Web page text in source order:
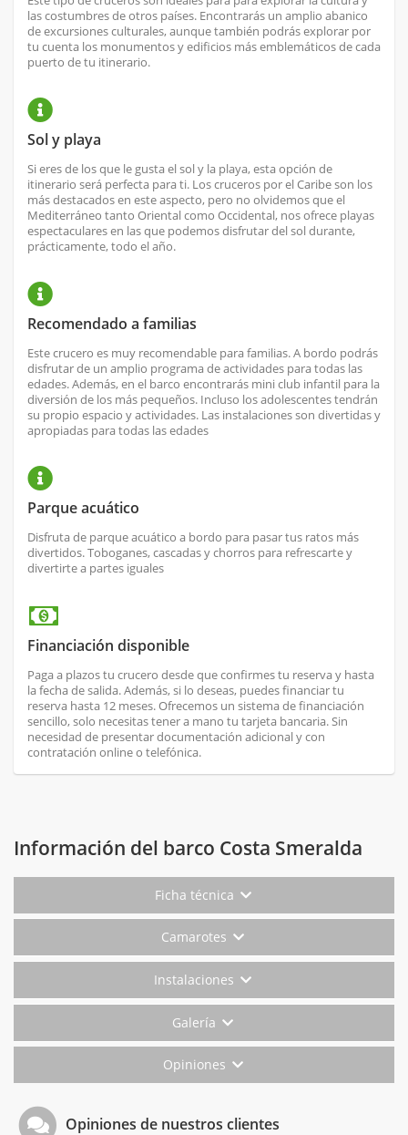
las costumbres de otros países. Encontrarás un amplio abanico
de excursiones culturales, aunque también podrás explorar por
tu cuenta los monumentos y edificios más emblemáticos de cada
puerto de tu itinerario.
Sol y playa
Si eres de los que le gusta el sol y la playa, esta opción de
itinerario será perfecta para ti. Los cruceros por el Caribe son los
más destacados en este aspecto, pero no olvidemos que el
Mediterráneo tanto Oriental como Occidental, nos ofrece playas
espectaculares en las que podemos disfrutar del sol durante,
prácticamente, todo el año.
Recomendado a familias
Este crucero es muy recomendable para familias. A bordo podrás
disfrutar de un amplio programa de actividades para todas las
edades. Además, en el barco encontrarás mini club infantil para la
diversión de los más pequeños. Incluso los adolescentes tendrán
su propio espacio y actividades. Las instalaciones son divertidas y
apropiadas para todas las edades
Parque acuático
Disfruta de parque acuático a bordo para pasar tus ratos más
divertidos. Toboganes, cascadas y chorros para refrescarte y
divertirte a partes iguales
Financiación disponible
Paga a plazos tu crucero desde que confirmes tu reserva y hasta
la fecha de salida. Además, si lo deseas, puedes financiar tu
reserva hasta 12 meses. Ofrecemos un sistema de financiación
sencillo, solo necesitas tener a mano tu tarjeta bancaria. Sin
necesidad de presentar documentación adicional y con
contratación online o telefónica.
Información del barco Costa Smeralda
Ficha técnica
Camarotes
Instalaciones
Galería
Opiniones
Opiniones de nuestros clientes